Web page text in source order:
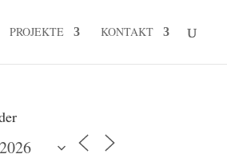
PROJEKTE KONTAKT